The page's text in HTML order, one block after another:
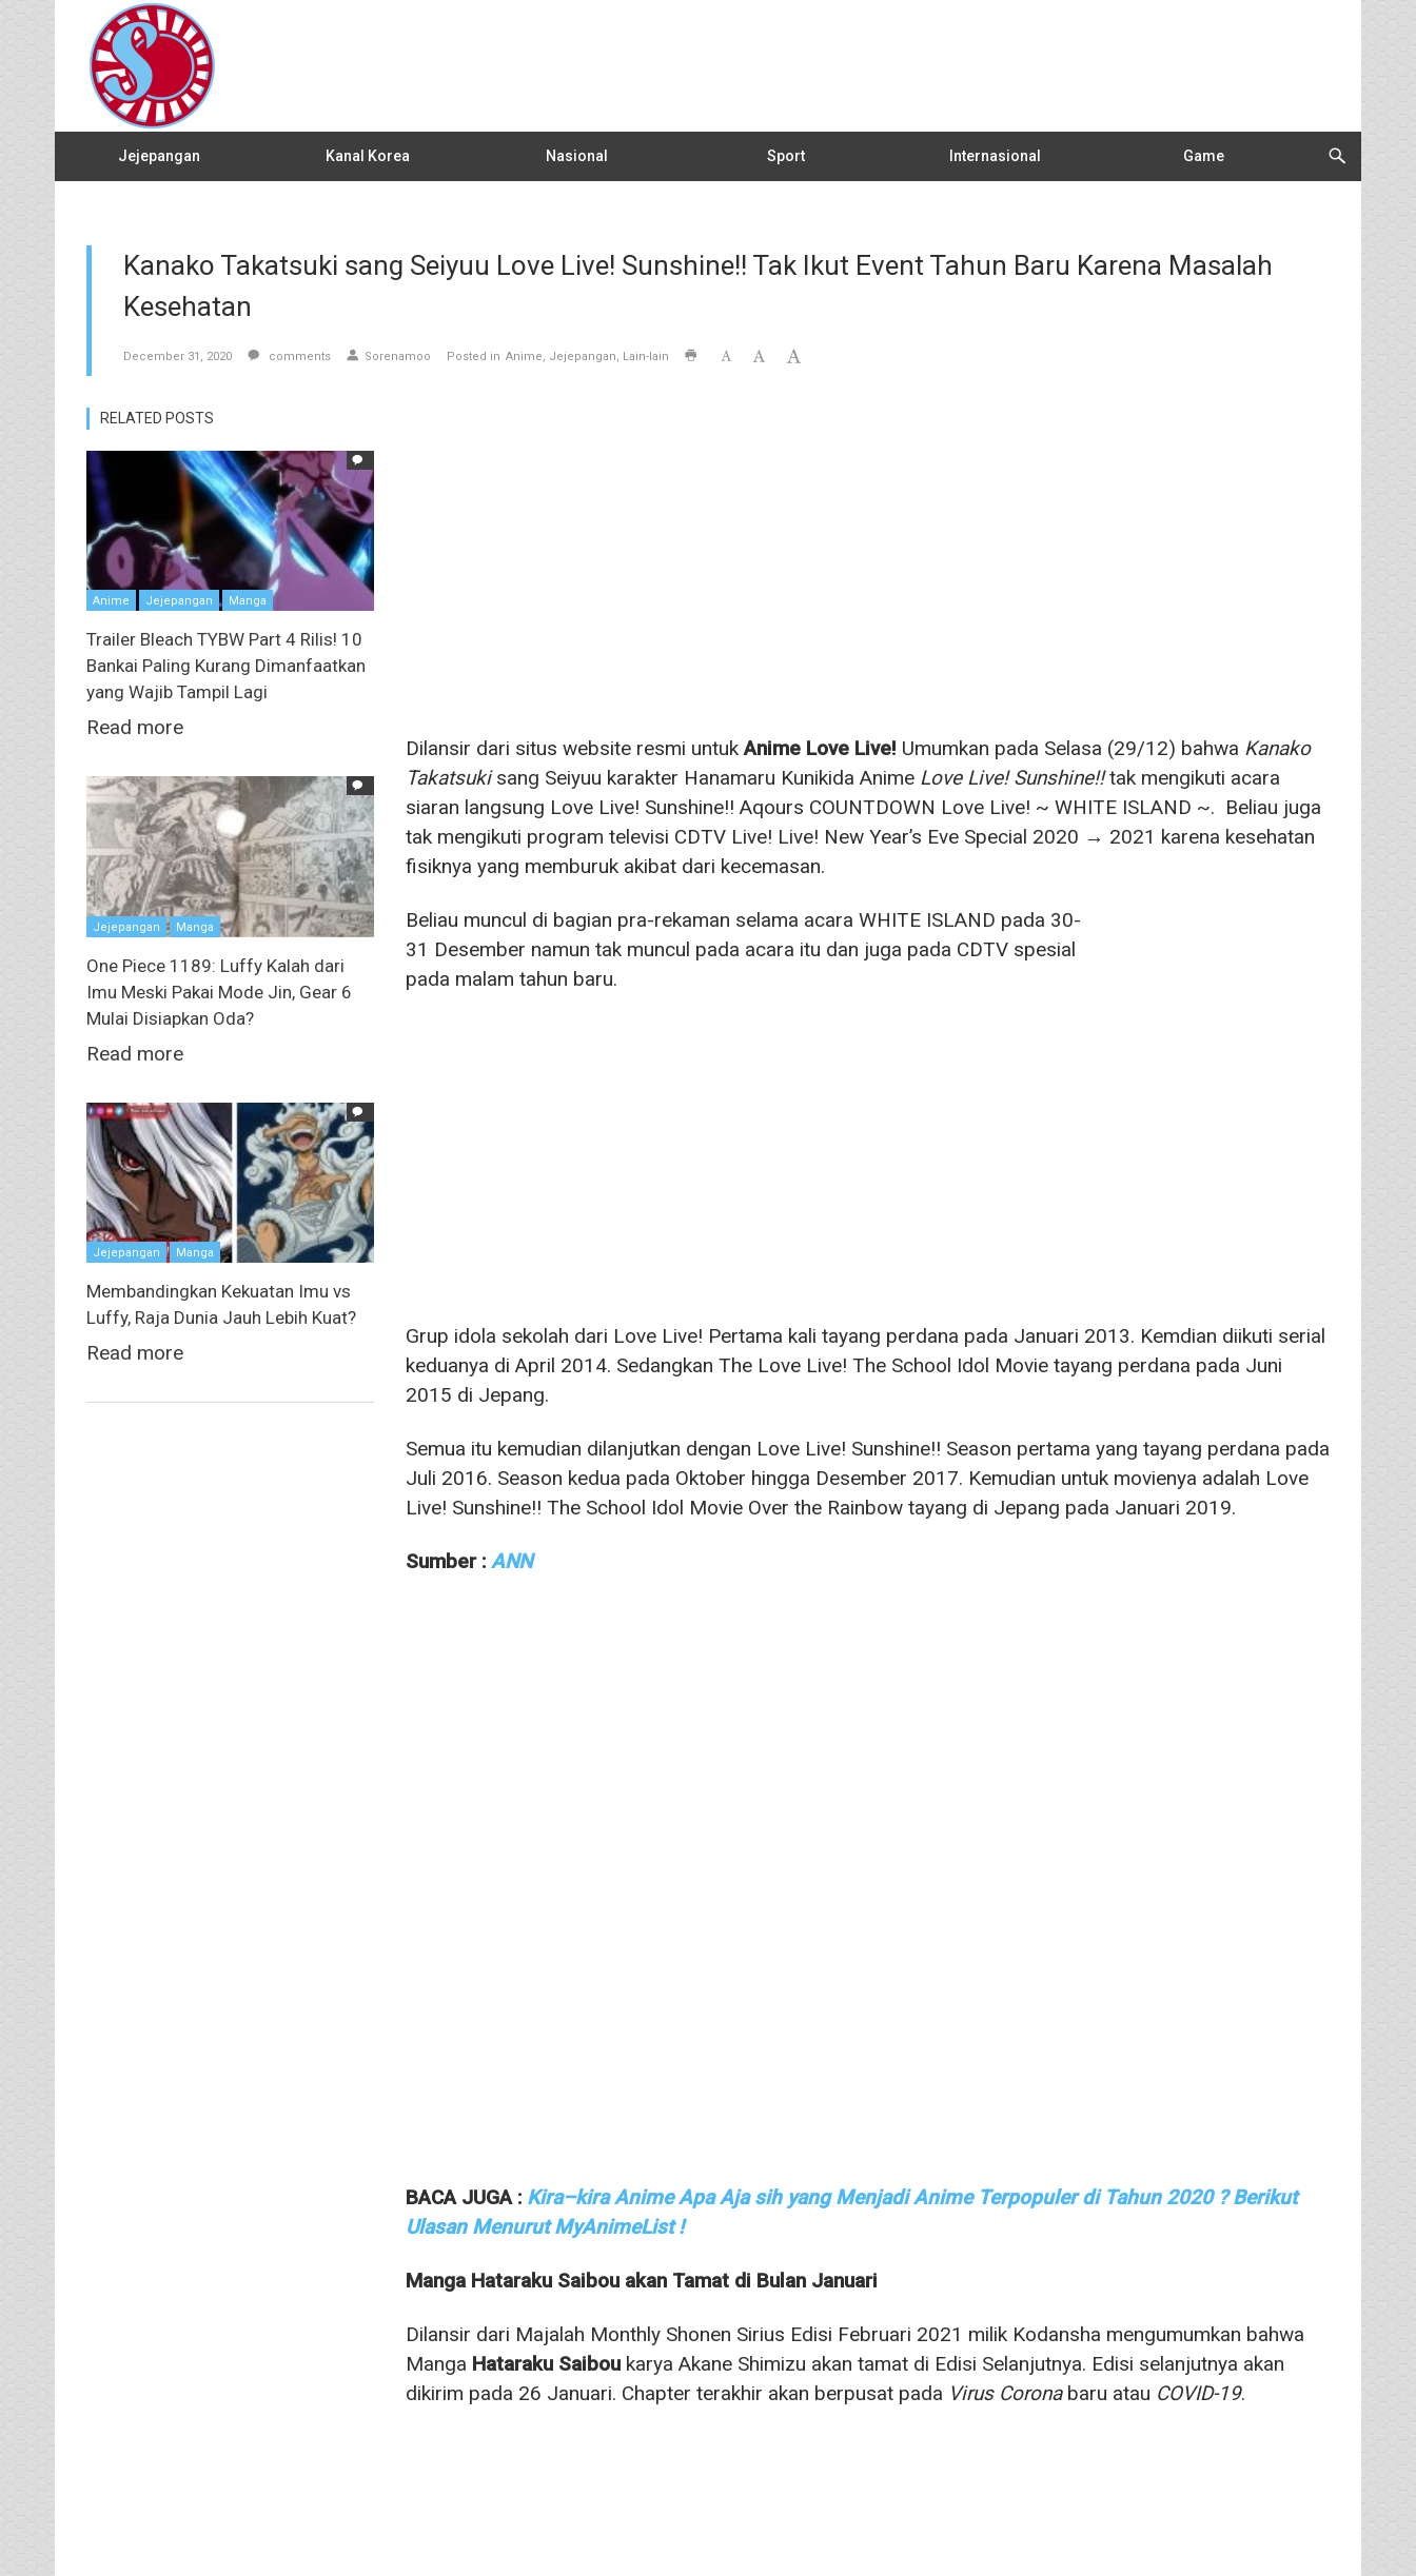
Jejepangan Kanal Korea Nasional Sport Internasional Game
Kanako Takatsuki sang Seiyuu Love Live! Sunshine!! Tak Ikut Event Tahun Baru Karena Masalah
Kesehatan
December 31, 2020 comments Sorenamoo Posted in Anime Jejepangan Lain-lain
Dilansir dari situs website resmi untukAnime Love Live! Umumkan pada Selasa (29/12) bahwa Kanako
Takatsukisang Seiyuu karakter Hanamaru Kunikida Anime Love Live! Sunshine!!tak mengikuti acara
siaran langsung Love Live! Sunshine!! Aqours COUNTDOWN Love Live! ~ WHITE ISLAND ~. Beliau juga
tak mengikuti program televisi CDTV Live! Live! New Year’s Eve Special 2020 → 2021 karena kesehatan
fisiknya yang memburuk akibat dari kecemasan.
Beliau muncul di bagian pra-rekaman selama acara WHITE ISLAND pada 30-
31 Desember namun tak muncul pada acara itu dan juga pada CDTV spesial
pada malam tahun baru.
Grup idola sekolah dari Love Live! Pertama kali tayang perdana pada Januari 2013. Kemdian diikuti serial
keduanya di April 2014. Sedangkan The Love Live! The School Idol Movie tayang perdana pada Juni
2015 di Jepang.
Semua itu kemudian dilanjutkan dengan Love Live! Sunshine!! Season pertama yang tayang perdana pada
Juli 2016. Season kedua pada Oktober hingga Desember 2017. Kemudian untuk movienya adalah Love
Live! Sunshine!! The School Idol Movie Over the Rainbow tayang di Jepang pada Januari 2019.
Sumber : ANN
BACA JUGA :Kira–kira Anime Apa Aja sih yang Menjadi Anime Terpopuler di Tahun 2020 ? Berikut
Ulasan Menurut MyAnimeList !
Manga Hataraku Saibou akan Tamat di Bulan Januari
Dilansir dari Majalah Monthly Shonen Sirius Edisi Februari 2021 milik Kodansha mengumumkan bahwa
Manga Hataraku Saiboukarya Akane Shimizu akan tamat di Edisi Selanjutnya. Edisi selanjutnya akan
dikirim pada 26 Januari. Chapter terakhir akan berpusat pada Virus Coronabaru atau COVID-19.
RELATED POSTS
Anime Jejepangan Manga
Trailer Bleach TYBW Part 4 Rilis! 10
Bankai Paling Kurang Dimanfaatkan
yang Wajib Tampil Lagi
Read more
Jejepangan Manga
One Piece 1189: Luffy Kalah dari
Imu Meski Pakai Mode Jin, Gear 6
Mulai Disiapkan Oda?
Read more
Jejepangan Manga
Membandingkan Kekuatan Imu vs
Luffy, Raja Dunia Jauh Lebih Kuat?
Read more